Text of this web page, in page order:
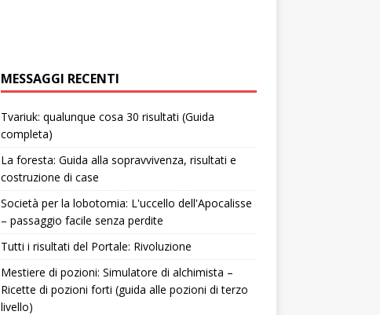
MESSAGGI RECENTI
Tvariuk: qualunque cosa 30 risultati (Guida
completa)
La foresta: Guida alla sopravvivenza, risultati e
costruzione di case
Società per la lobotomia: L'uccello dell'Apocalisse
– passaggio facile senza perdite
Tutti i risultati del Portale: Rivoluzione
Mestiere di pozioni: Simulatore di alchimista –
Ricette di pozioni forti (guida alle pozioni di terzo
livello)